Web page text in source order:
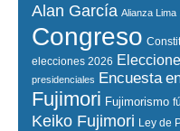
Alan García Alianza Lima
Congreso
elecciones 2026
presidenciales Encuesta
Fujimori Fujimorismo
Keiko Fujimori Ley de